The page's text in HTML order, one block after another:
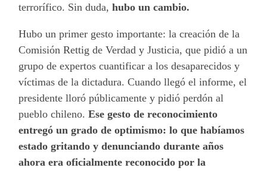
terrorífico. Sin duda,hubo un cambio.
Hubo un primer gesto importante: la creación de la
Comisión Rettig de Verdad y Justicia, que pidió a un
grupo de expertos cuantificar a los desaparecidos y
víctimas de la dictadura. Cuando llegó el informe, el
presidente lloró públicamente y pidió perdón al
pueblo chileno.Ese gesto de reconocimiento
entregó un grado de optimismo: lo que habíamos
estado gritando y denunciando durante años
ahora era oficialmente reconocido por la